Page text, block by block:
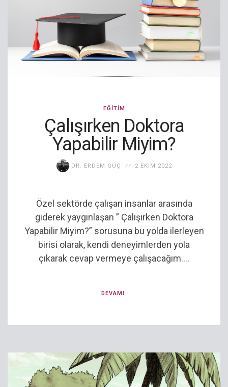
EĞITIM
Çalışırken Doktora
Yapabilir Miyim?
DR. ERDEM GÜÇ 2 EKIM 2022
Özel sektörde çalışan insanlar arasında
giderek yaygınlaşan ” Çalışırken Doktora
Yapabilir Miyim?” sorusuna bu yolda ilerleyen
birisi olarak, kendi deneyimlerden yola
çıkarak cevap vermeye çalışacağım....
DEVAMI